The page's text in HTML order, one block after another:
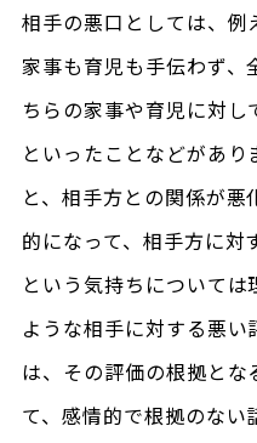
相手の悪口としては、例
家事も育児も手伝わず、
ちらの家事や育児に対し
といったことなどがあ
と、相手方との関係が
的になって、相手方に対
という気持ちについて
ような相手に対する悪
は、その評価の根拠とな
て、感情的で根拠のな